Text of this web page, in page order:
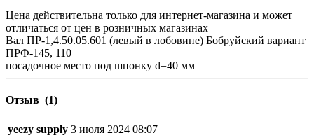
Цена действительна только для интернет-магазина и может
отличаться от цен в розничных магазинах
Вал ПР-1,4.50.05.601 (левый в лобовине) Бобруйский вариант
ПРФ-145, 110
посадочное место под шпонку d=40 мм
Отзыв (1)
yeezy supply 3 июля 2024 08:07